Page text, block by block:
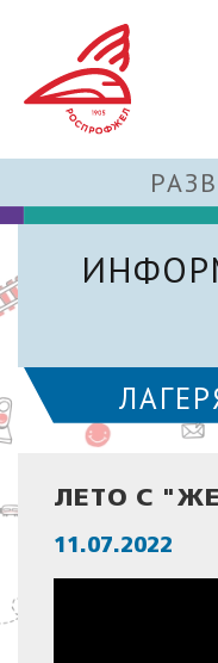
ЛЕТО С
11.07.2022